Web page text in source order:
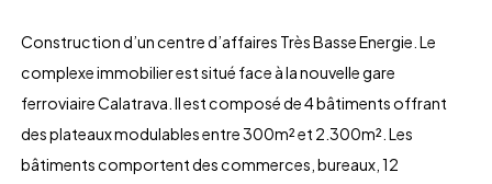
Construction d’un centre d’affaires Très Basse Energie. Le
complexe immobilier est situé face à la nouvelle gare
ferroviaire Calatrava. Il est composé de 4 bâtiments offrant
des plateaux modulables entre 300m² et 2.300m². Les
bâtiments comportent des commerces, bureaux, 12